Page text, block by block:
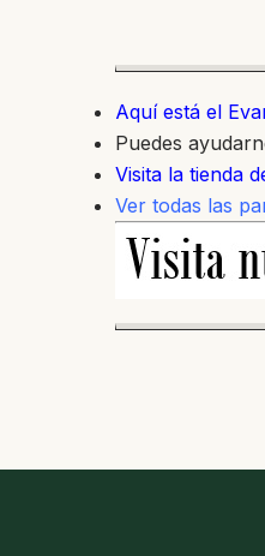
Aquí está el
Puedes
Visita la tienda
Ver todas las